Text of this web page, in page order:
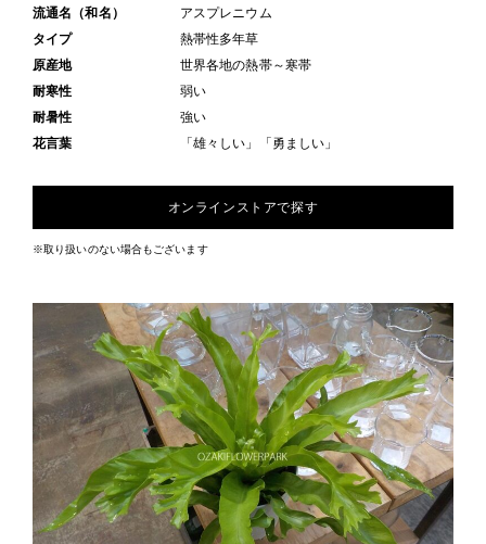
流通名（和名）
アスプレニウム
タイプ
熱帯性多年草
原産地
世界各地の熱帯～寒帯
耐寒性
弱い
耐暑性
強い
花言葉
「雄々しい」「勇ましい」
オンラインストアで探す
※取り扱いのない場合もございます